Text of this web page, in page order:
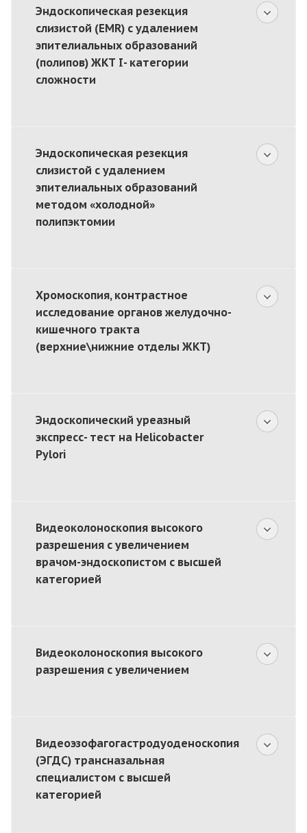
Эндоскопическая резекция
слизистой (EMR) с удалением
эпителиальных образований
(полипов) ЖКТ I- категории
сложности
Эндоскопическая резекция
слизистой с удалением
эпителиальных образований
методом «холодной»
полипэктомии
Хромоскопия, контрастное
исследование органов желудочно-
кишечного тракта
(верхние\нижние отделы ЖКТ)
Эндоскопический уреазный
экспресс- тест на Helicobacter
Pylori
Видеоколоноскопия высокого
разрешения с увеличением
врачом-эндоскопистом с высшей
категорией
Видеоколоноскопия высокого
разрешения с увеличением
Видеоэзофагогастродуоденоскопия
(ЭГДС) трансназальная
специалистом с высшей
категорией